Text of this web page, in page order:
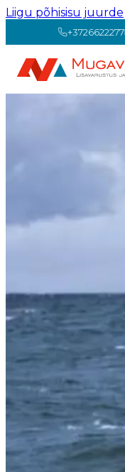
Liigu põhisisu juurde
+3726622277